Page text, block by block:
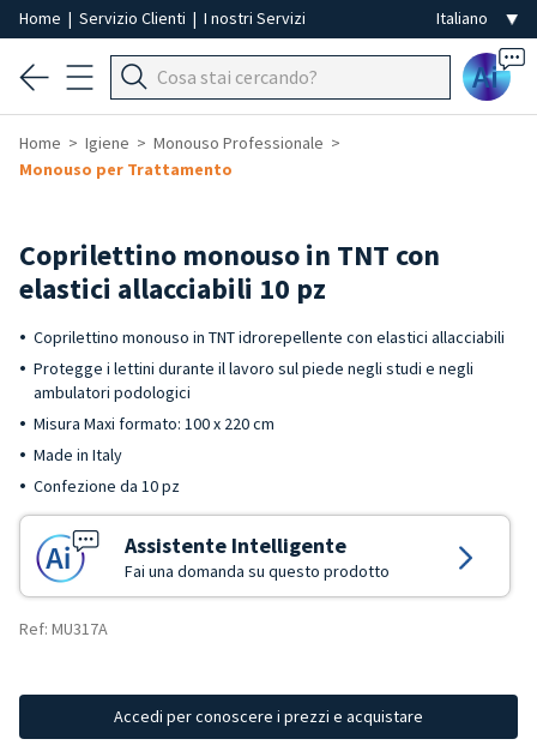
Home | Servizio Clienti | I nostri Servizi
Ai
Home Igiene
Monouso Professionale
Monouso per Trattamento
Coprilettino monouso in TNT con
elastici allacciabili 10 pz
Coprilettino monouso in TNT idrorepellente con elastici allacciabili
Protegge i lettini durante il lavoro sul piede negli studi e negli
ambulatori podologici
Misura Maxi formato: 100 x 220 cm
Made in Italy
Confezione da 10 pz
Assistente Intelligente
Fai una domanda su questo prodotto
Ref: MU317A
Accedi per conoscere i prezzi e acquistare